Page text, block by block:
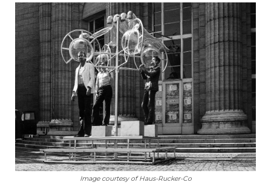
Image courtesy of Haus-Rucker-Co